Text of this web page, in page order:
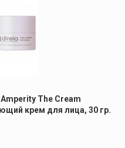
Amperity The Cream
крем для лица, 30 гр.